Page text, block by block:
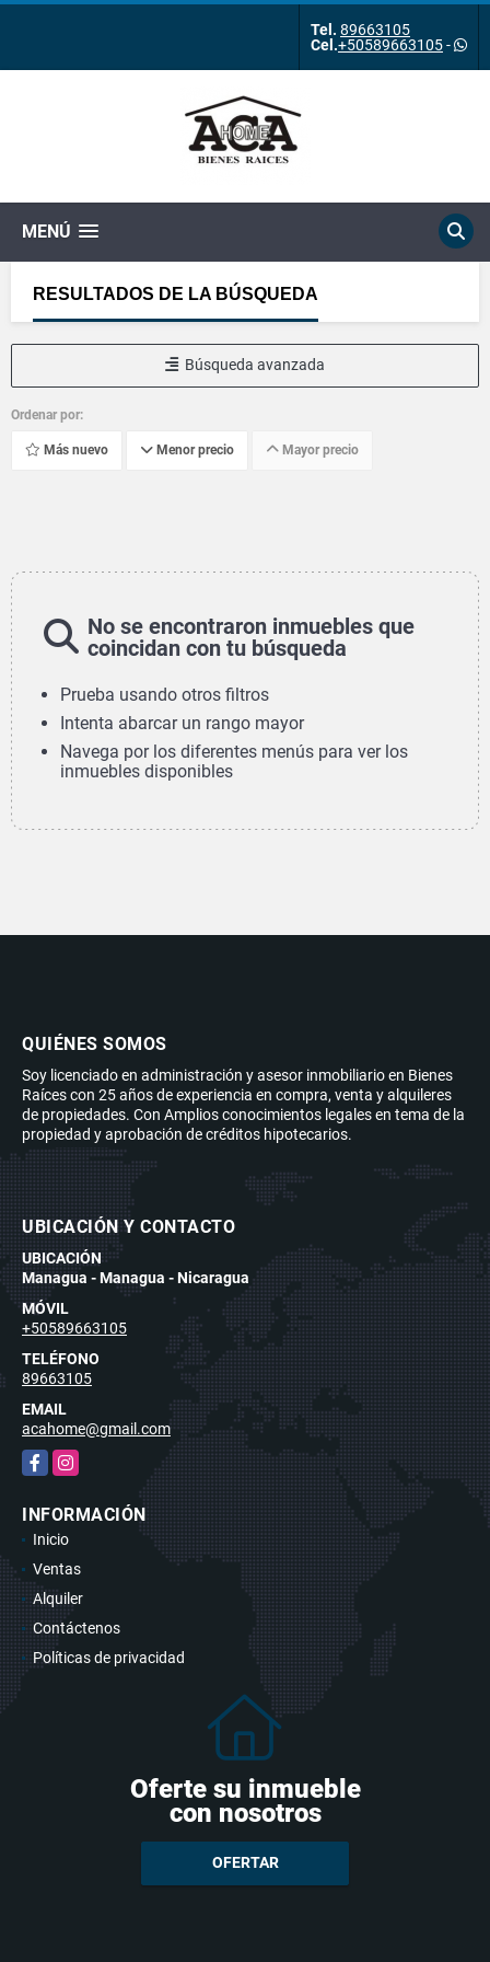
Tel. 89663105
Cel.+50589663105-
MENÚ
RESULTADOS DE LA BÚSQUEDA
Búsqueda avanzada
Ordenar por:
Más nuevo Menor precio Mayor precio
No se encontraron inmuebles que
coincidan con tu búsqueda
Prueba usando otros filtros
Intenta abarcar un rango mayor
Navega por los diferentes menús para ver los
inmuebles disponibles
QUIÉNES SOMOS
Soy licenciado en administración y asesor inmobiliario en Bienes
Raíces con 25 años de experiencia en compra, venta y alquileres
de propiedades. Con Amplios conocimientos legales en tema de la
propiedad y aprobación de créditos hipotecarios.
UBICACIÓN Y CONTACTO
UBICACIÓN
Managua - Managua - Nicaragua
MÓVIL
+50589663105
TELÉFONO
89663105
EMAIL
acahome@gmail.com
FacebookInstagram
INFORMACIÓN
Inicio
Ventas
Alquiler
Contáctenos
Políticas de privacidad
Oferte su inmueble
con nosotros
OFERTAR